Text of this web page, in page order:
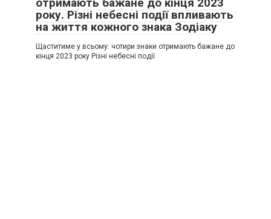
отримають бажане до кінця 2023
року. Різні небесні події впливають
на життя кожного знака Зодіаку
Щаститиме у всьому: чотири знаки отримають бажане до
кінця 2023 року Різні небесні події